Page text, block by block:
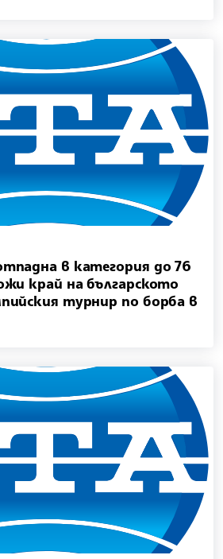
в категория до 76
край на българското
турнир по борба в